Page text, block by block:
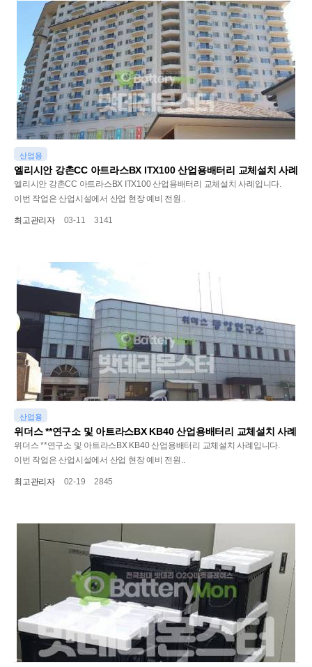
산업용
엘리시안 강촌CC 아트라스BX ITX100 산업용배터리 교체설치 사례
엘리시안 강촌CC 아트라스BX ITX100 산업용배터리 교체설치 사례입니다.
이번 작업은 산업시설에서 산업 현장 예비 전원..
최고관리자 03-11 3141
산업용
위더스 **연구소 및 아트라스BX KB40 산업용배터리 교체설치 사례
위더스 **연구소 및 아트라스BX KB40 산업용배터리 교체설치 사례입니다.
이번 작업은 산업시설에서 산업 현장 예비 전원..
최고관리자 02-19 2845